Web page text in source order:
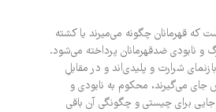
که قهرمانان چگونه می‌میرند یا کشته
و نابودی ضدقهرمانان پرداخته می‌شود.
شرارت و پلیدی‌اند و در مقابلِ
جای می‌گیرند، محکوم به نابودی و
برای چیستی و چگونگی آن باقی